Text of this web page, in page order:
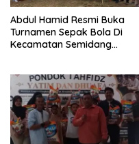
Abdul Hamid Resmi Buka
Turnamen Sepak Bola Di
Kecamatan Semidang
Tahun 2026